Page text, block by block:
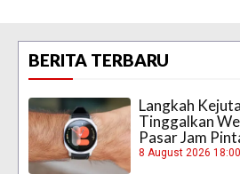
BERITA TERBARU
Langkah
Tinggalkan
Pasar Jam
8 August 2026